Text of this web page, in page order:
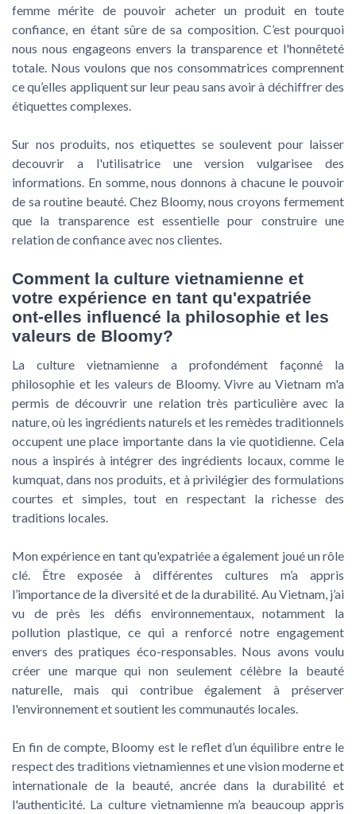
femme mérite de pouvoir acheter un produit en toute
confiance, en étant sûre de sa composition. C’est pourquoi
nous nous engageons envers la transparence et l'honnêteté
totale. Nous voulons que nos consommatrices comprennent
ce qu’elles appliquent sur leur peau sans avoir à déchiffrer des
étiquettes complexes.
Sur nos produits, nos etiquettes se soulevent pour laisser
decouvrir a l'utilisatrice une version vulgarisee des
informations. En somme, nous donnons à chacune le pouvoir
de sa routine beauté. Chez Bloomy, nous croyons fermement
que la transparence est essentielle pour construire une
relation de confiance avec nos clientes.
Comment la culture vietnamienne et
votre expérience en tant qu'expatriée
ont-elles influencé la philosophie et les
valeurs de Bloomy?
La culture vietnamienne a profondément façonné la
philosophie et les valeurs de Bloomy. Vivre au Vietnam m'a
permis de découvrir une relation très particulière avec la
nature, où les ingrédients naturels et les remèdes traditionnels
occupent une place importante dans la vie quotidienne. Cela
nous a inspirés à intégrer des ingrédients locaux, comme le
kumquat, dans nos produits, et à privilégier des formulations
courtes et simples, tout en respectant la richesse des
traditions locales.
Mon expérience en tant qu'expatriée a également joué un rôle
clé. Être exposée à différentes cultures m’a appris
l’importance de la diversité et de la durabilité. Au Vietnam, j’ai
vu de près les défis environnementaux, notamment la
pollution plastique, ce qui a renforcé notre engagement
envers des pratiques éco-responsables. Nous avons voulu
créer une marque qui non seulement célèbre la beauté
naturelle, mais qui contribue également à préserver
l'environnement et soutient les communautés locales.
En fin de compte, Bloomy est le reflet d’un équilibre entre le
respect des traditions vietnamiennes et une vision moderne et
internationale de la beauté, ancrée dans la durabilité et
l'authenticité. La culture vietnamienne m’a beaucoup appris